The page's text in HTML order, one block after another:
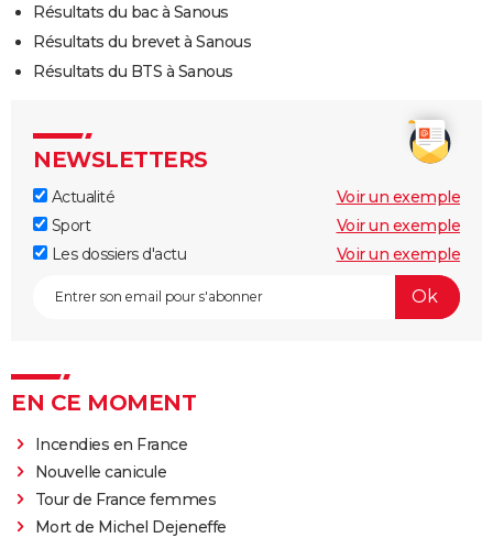
Résultats du bac à Sanous
Résultats du brevet à Sanous
Résultats du BTS à Sanous
NEWSLETTERS
Actualité
Voir un exemple
Sport
Voir un exemple
Les dossiers d'actu
Voir un exemple
EN CE MOMENT
Incendies en France
Nouvelle canicule
Tour de France femmes
Mort de Michel Dejeneffe